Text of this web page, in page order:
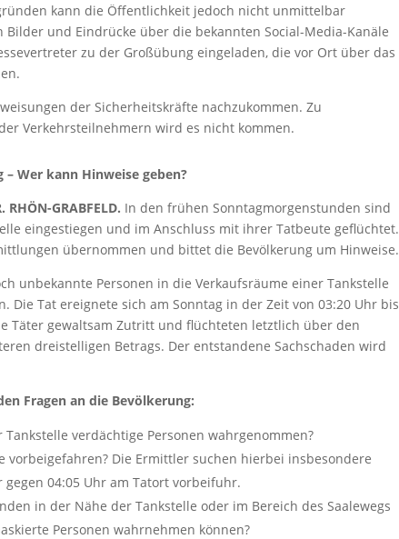
kann die Öffentlichkeit jedoch nicht unmittelbar
und Eindrücke über die bekannten Social-Media-Kanäle
zu der Großübung eingeladen, die vor Ort über das
der Sicherheitskräfte nachzukommen. Zu
Verkehrsteilnehmern wird es nicht kommen.
Wer kann Hinweise geben?
RHÖN-GRABFELD. In den frühen Sonntagmorgenstunden sind
eingestiegen und im Anschluss mit ihrer Tatbeute geflüchtet.
übernommen und bittet die Bevölkerung um Hinweise.
unbekannte Personen in die Verkaufsräume einer Tankstelle
Die Tat ereignete sich am Sonntag in der Zeit von 03:20 Uhr bis
Täter gewaltsam Zutritt und flüchteten letztlich über den
dreistelligen Betrags. Der entstandene Sachschaden wird
Fragen an die Bevölkerung:
verdächtige Personen wahrgenommen?
vorbeigefahren? Die Ermittler suchen hierbei insbesondere
04:05 Uhr am Tatort vorbeifuhr.
in der Nähe der Tankstelle oder im Bereich des Saalewegs
Personen wahrnehmen können?